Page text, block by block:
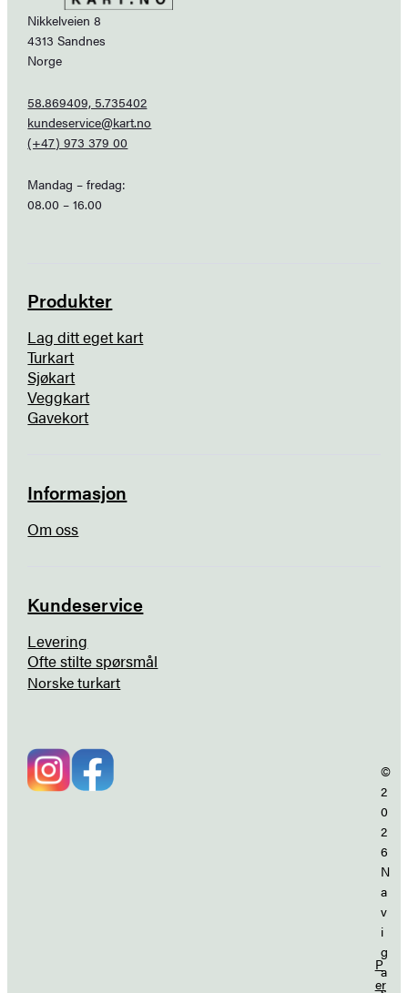
Nikkelveien 8
4313 Sandnes
Norge
58.869409, 5.735402
kundeservice@kart.no
(+47) 973 379 00
Mandag – fredag:
08.00 – 16.00
Produkter
Lag ditt eget kart
Turkart
Sjøkart
Veggkart
Gavekort
Informasjon
Om oss
Kundeservice
Levering
Ofte stilte spørsmål
Norske turkart
P
er
©
2
0
2
6
N
a
v
i
g
a